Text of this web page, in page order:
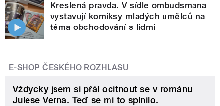
Kreslená pravda. V sídle ombudsmana
vystavují komiksy mladých umělců na
téma obchodování s lidmi
E-SHOP ČESKÉHO ROZHLASU
Vždycky jsem si přál ocitnout se v románu
Julese Verna. Teď se mi to splnilo.